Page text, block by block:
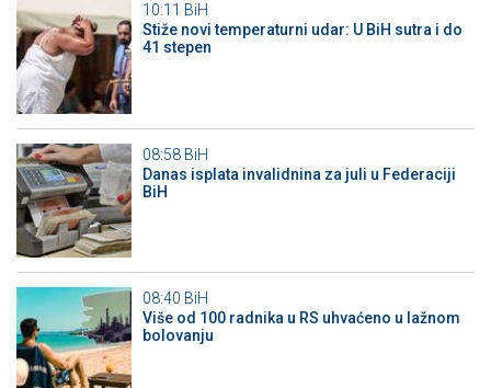
10:11 BiH
Stiže novi temperaturni udar: U BiH sutra i do
41 stepen
08:58 BiH
Danas isplata invalidnina za juli u Federaciji
BiH
08:40 BiH
Više od 100 radnika u RS uhvaćeno u lažnom
bolovanju